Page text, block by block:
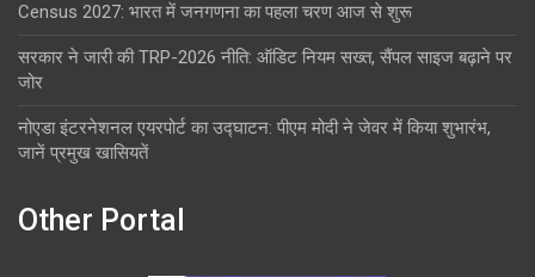
Census 2027: भारत में जनगणना का पहला चरण आज से शुरू
सरकार ने जारी की TRP-2026 नीति: ऑडिट नियम सख्त, सैंपल साइज बढ़ाने पर
जोर
नोएडा इंटरनेशनल एयरपोर्ट का उद्घाटन: पीएम मोदी ने जेवर में किया शुभारंभ,
जानें प्रमुख खासियतें
Other Portal